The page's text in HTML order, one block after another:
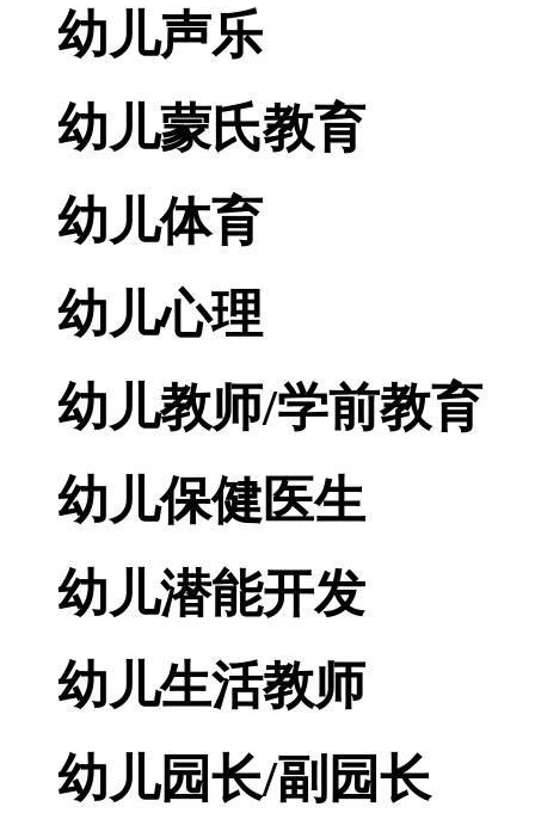
幼儿声乐
幼儿蒙氏教育
幼儿体育
幼儿心理
幼儿教师/学前教育
幼儿保健医生
幼儿潜能开发
幼儿生活教师
幼儿园长/副园长